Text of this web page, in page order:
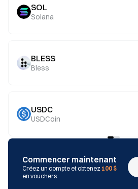
SOL
Solana
BLESS
Bless
USDC
USDCoin
Commencer maintenant
Créez un compte et obtenez 100 $
en vouchers